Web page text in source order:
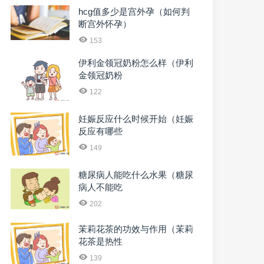
hcg值多少是宫外孕（如何判
断宫外怀孕）
153
伊利金领冠奶粉怎么样（伊利
金领冠奶粉
122
妊娠反应什么时候开始（妊娠
反应有哪些
149
糖尿病人能吃什么水果（糖尿
病人不能吃
202
茉莉花茶的功效与作用（茉莉
花茶是热性
139